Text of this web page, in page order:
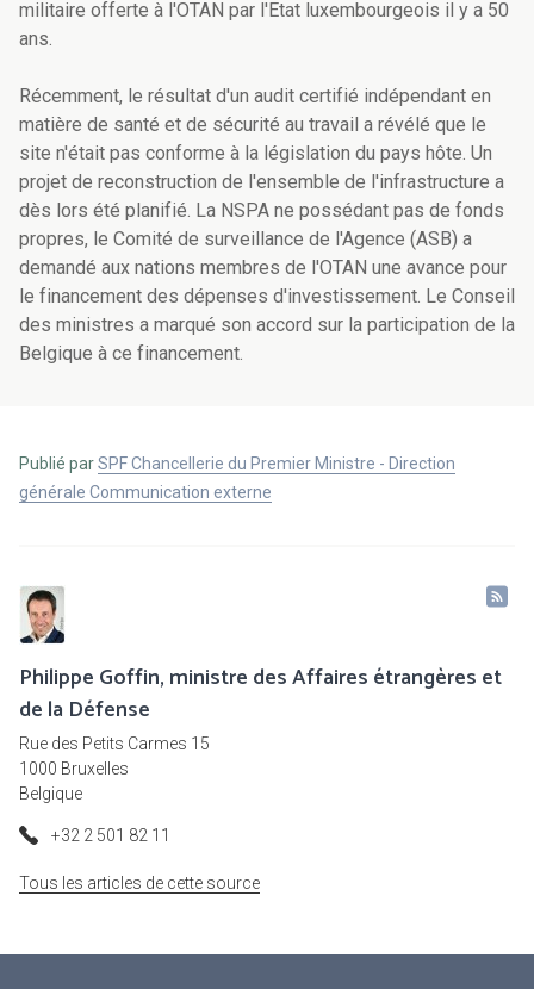
militaire offerte à l'OTAN par l'Etat luxembourgeois il y a 50
ans.
Récemment, le résultat d'un audit certifié indépendant en
matière de santé et de sécurité au travail a révélé que le
site n'était pas conforme à la législation du pays hôte. Un
projet de reconstruction de l'ensemble de l'infrastructure a
dès lors été planifié. La NSPA ne possédant pas de fonds
propres, le Comité de surveillance de l'Agence (ASB) a
demandé aux nations membres de l'OTAN une avance pour
le financement des dépenses d'investissement. Le Conseil
des ministres a marqué son accord sur la participation de la
Belgique à ce financement.
Publié parSPF Chancellerie du Premier Ministre - Direction
générale Communication externe
Philippe Goffin, ministre des Affaires étrangères et
de la Défense
Rue des Petits Carmes 15
1000 Bruxelles
Belgique
+32 2 501 82 11
Tous les articles de cette source